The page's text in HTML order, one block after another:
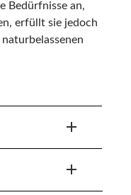
Bedürfnisse an,
erfüllt sie jedoch